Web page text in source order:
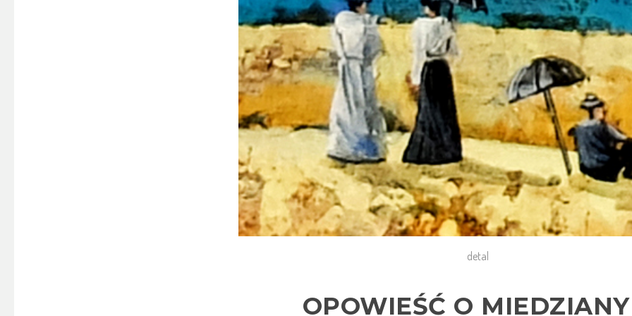
detal
OPOWIEŚĆ O